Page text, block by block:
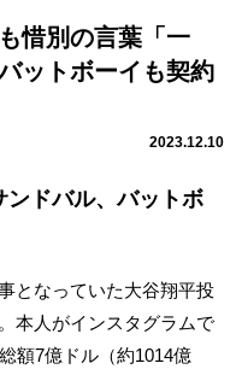
惜別の言葉「一
ットボーイも契約
2023.12.10
ンドバル、バットボ
となっていた大谷翔平投
本人がインスタグラムで
額7億ドル（約1014億